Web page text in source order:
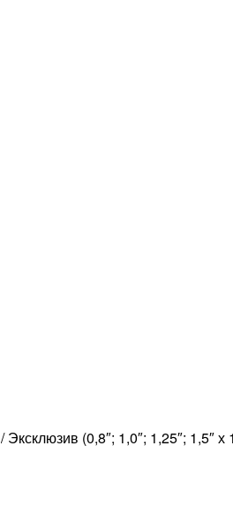
/ Эксклюзив (0,8″; 1,0″; 1,25″; 1,5″ х